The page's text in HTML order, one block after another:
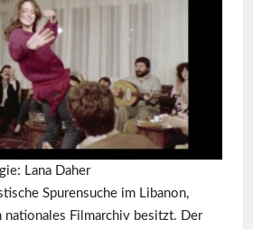
Lana Daher
Spurensuche im Libanon,
nationales Filmarchiv besitzt. Der